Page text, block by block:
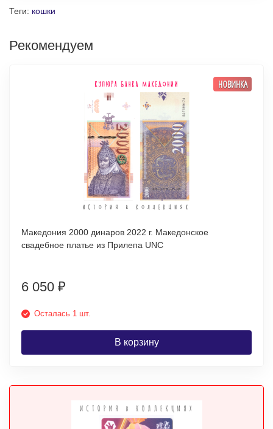
Теги: кошки
Рекомендуем
НОВИНКА
Македония 2000 динаров 2022 г. Македонское
свадебное платье из Прилепа UNC
6 050 ₽
Осталась 1 шт.
В корзину